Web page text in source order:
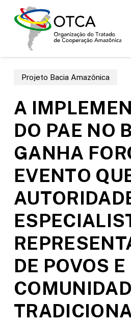
Projeto Bacia Amazônica
A
DO PAE NO
GANHA
EVENTO
DE POVOS E